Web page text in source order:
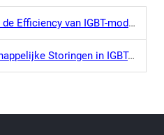
in Moderne Lassen: Belangrijke Punten om te Overwegen
in IGBT-modules te Herkennen en te Voorkomen